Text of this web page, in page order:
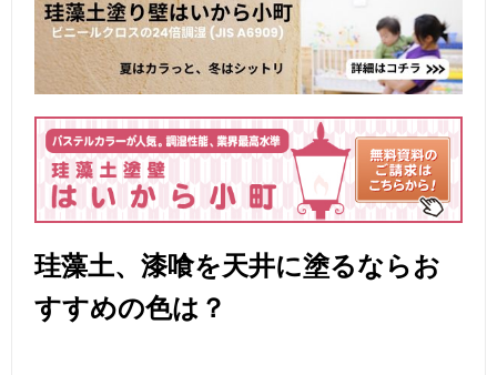
珪藻土、漆喰を天井に塗るならお
すすめの色は？